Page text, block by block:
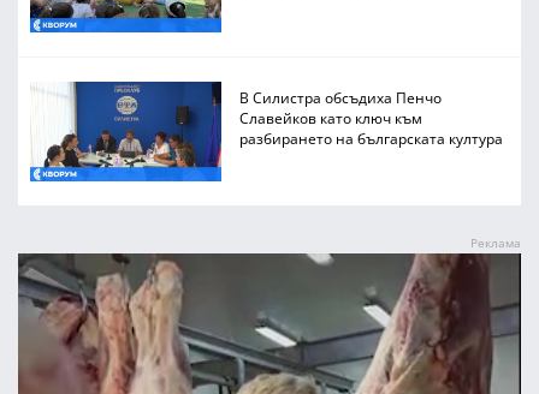
В Силистра обсъдиха Пенчо
Славейков като ключ към
разбирането на българската култура